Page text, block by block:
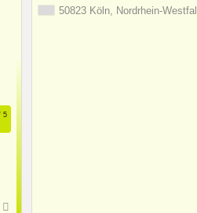
50823 Köln, Nordrhein-